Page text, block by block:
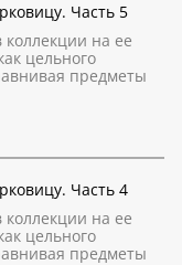
Часть 5
на ее
цельного
предметы
Часть 4
на ее
цельного
предметы